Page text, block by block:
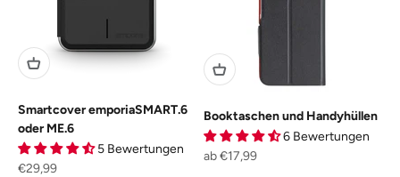
Smartcover emporiaSMART.6
oder ME.6
5 Bewertungen
Angebot
€29,99
Booktaschen und Handyhüllen
6 Bewertungen
Angebot
ab €17,99